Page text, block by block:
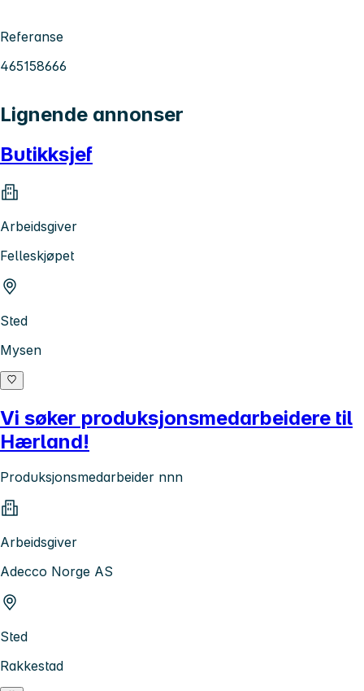
Referanse
465158666
Lignende annonser
Butikksjef
Arbeidsgiver
Felleskjøpet
Sted
Mysen
Vi søker produksjonsmedarbeidere til
Hærland!
Produksjonsmedarbeider nnn
Arbeidsgiver
Adecco Norge AS
Sted
Rakkestad